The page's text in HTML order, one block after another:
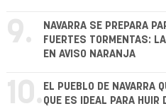
9.
NAVARRA SE PREPARA
FUERTES TORMENTAS:
EN AVISO NARANJA
10. EL PUEBLO DE NAVARRA
QUE ES IDEAL PARA HUIR